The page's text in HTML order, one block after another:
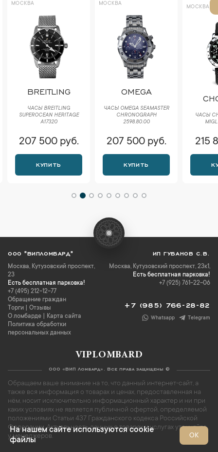
МОСКВА
BREITLING
ЧАСЫ BREITLING
SUPEROCEAN HERITAGE
A17320
207 500 руб.
КУПИТЬ
МОСКВА
OMEGA
ЧАСЫ OMEGA SEAMASTER
CHRONOGRAPH
2598.80.00
207 500 руб.
КУПИТЬ
МОСКВА
ЧАСЫ
215
ООО "ВИПЛОМБАРД"
Москва, Кутузовский проспект,
23
Есть бесплатная парковка!
+7 (495) 212-12-77
Обращение граждан
Торги
Отзывы
О ломбарде
Карта сайта
Политика обработки
персональных данных
ИП ГУБАНОВ С.В.
Москва, Кутузовский проспект, 23к1,
Есть бесплатная парковка!
+7 (925) 761-22-06
+7 (985) 766-28-82
Whatsapp Telegram
VIPLOMBARD
ООО «ВИП Ломбард». Все права защищены ©
Обращаем ваше внимание на то, что данный интернет-сайт, а
также вся информация о товарах и ценах, предоставленная на
нём, носит исключительно информационный характер и ни при
каких условиях не является публичной офертой, определяемой
положениями Статьи 437 Гражданского кодекса Российской
Федерации. Актуальность данных о товарах и услугах уточняйте
у менеджеров.
На нашем сайте используются cookie
файлы
ОК